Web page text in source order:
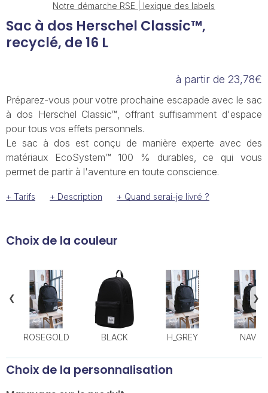
Notre démarche RSE | lexique des labels
Sac à dos Herschel Classic™,
recyclé, de 16 L
à partir de 23,78€
Préparez-vous pour votre prochaine escapade avec le sac
à dos Herschel Classic™, offrant suffisamment d'espace
pour tous vos effets personnels.
Le sac à dos est conçu de manière experte avec des
matériaux EcoSystem™ 100 % durables, ce qui vous
permet de partir à l'aventure en toute conscience.
+ Tarifs + Description + Quand serai-je livré ?
Choix de la couleur
ROSEGOLD BLACK H_GREY NAVY
❯
❮
Choix de la personnalisation